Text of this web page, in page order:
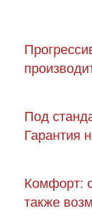
Под
Гарантия
Комфорт:
также